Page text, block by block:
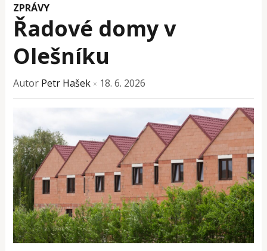
ZPRÁVY
Řadové domy v
Olešníku
Autor Petr Hašek × 18. 6. 2026